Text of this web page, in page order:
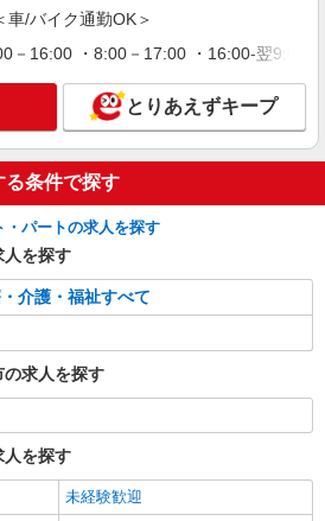
詳細を見る
NEW
家庭的でこぢんまりしたグルホ＊家
1500円〜2125円 ＜日払い有/週払い有/交
給(ガソリン代含む)＞
市内
NEW
料老人ホーム★日払いOKで急な出
可能＠甲斐市
1500円〜2125円 ＜日払い有/週払い有/交
給(ガソリン代含む)＞
市内
/バイク通勤OK＞
16:00 ・8:00－17:00 ・16:00-翌9:00
とりあえずキープ
る条件で探す
パートの求人を探す
人を探す
介護・福祉すべて
の求人を探す
人を探す
未経験歓迎